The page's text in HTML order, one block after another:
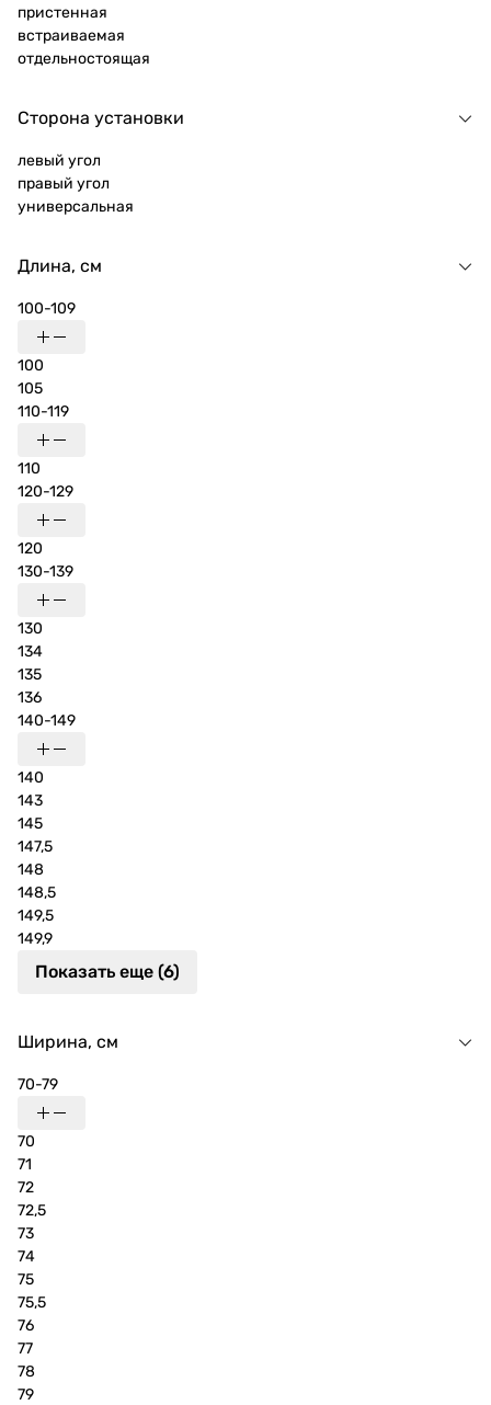
пристенная
встраиваемая
отдельностоящая
Сторона установки
левый угол
правый угол
универсальная
Длина, см
100-109
100
105
110-119
110
120-129
120
130-139
130
134
135
136
140-149
140
143
145
147,5
148
148,5
149,5
149,9
Показать еще (6)
Ширина, см
70-79
70
71
72
72,5
73
74
75
75,5
76
77
78
79